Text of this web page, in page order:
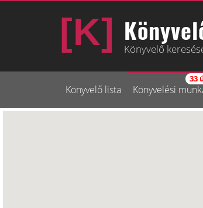
Könyvelő
Könyvelő lista Könyvelési
33